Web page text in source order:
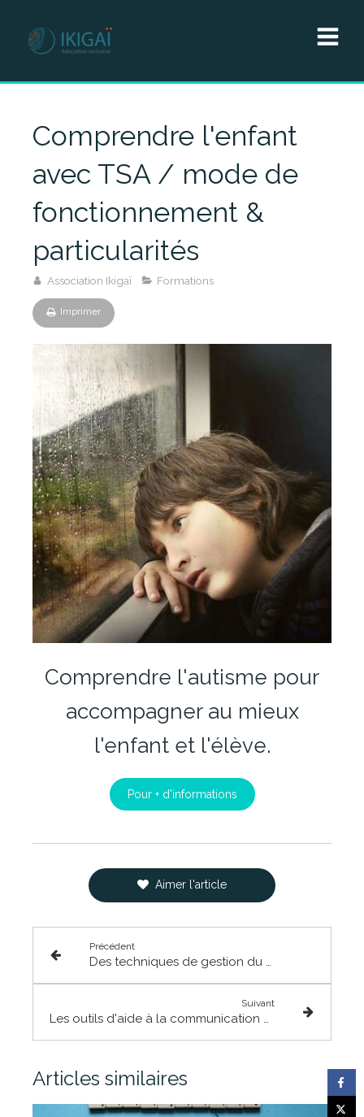
Comprendre l'enfant
avec TSA / mode de
fonctionnement &
particularités
Association Ikigaï Formations
Imprimer
Comprendre l'autisme pour
accompagner au mieux
l'enfant et l'élève.
Pour + d'informations
Aimer l'article
Précédent
Suivant
Articles similaires